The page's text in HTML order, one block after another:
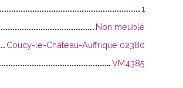
1
Non meublé
Coucy-le-Château-Auffrique 02380
VM4385